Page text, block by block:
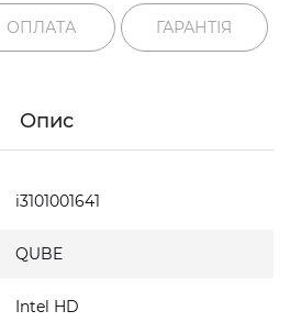
ОПЛАТА ГАРАНТІЯ
Опис
i3101001641
QUBE
Intel HD